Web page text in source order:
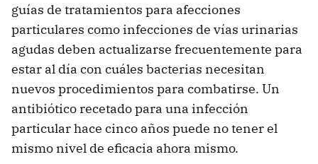
guías de tratamientos para afecciones
particulares como infecciones de vías urinarias
agudas deben actualizarse frecuentemente para
estar al día con cuáles bacterias necesitan
nuevos procedimientos para combatirse. Un
antibiótico recetado para una infección
particular hace cinco años puede no tener el
mismo nivel de eficacia ahora mismo.